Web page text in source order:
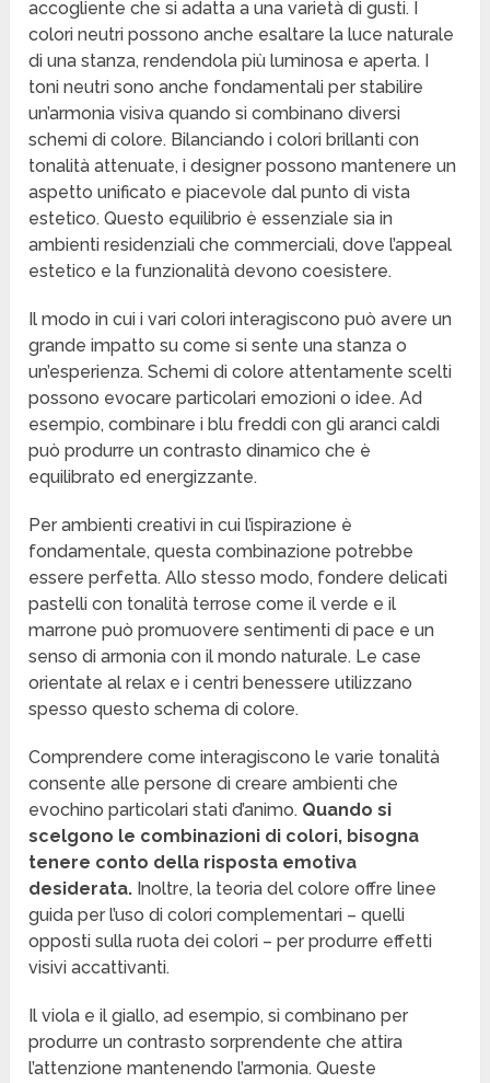
accogliente che si adatta a una varietà di gusti. I
colori neutri possono anche esaltare la luce naturale
di una stanza, rendendola più luminosa e aperta. I
toni neutri sono anche fondamentali per stabilire
un’armonia visiva quando si combinano diversi
schemi di colore. Bilanciando i colori brillanti con
tonalità attenuate, i designer possono mantenere un
aspetto unificato e piacevole dal punto di vista
estetico. Questo equilibrio è essenziale sia in
ambienti residenziali che commerciali, dove l’appeal
estetico e la funzionalità devono coesistere.
Il modo in cui i vari colori interagiscono può avere un
grande impatto su come si sente una stanza o
un’esperienza. Schemi di colore attentamente scelti
possono evocare particolari emozioni o idee. Ad
esempio, combinare i blu freddi con gli aranci caldi
può produrre un contrasto dinamico che è
equilibrato ed energizzante.
Per ambienti creativi in cui l’ispirazione è
fondamentale, questa combinazione potrebbe
essere perfetta. Allo stesso modo, fondere delicati
pastelli con tonalità terrose come il verde e il
marrone può promuovere sentimenti di pace e un
senso di armonia con il mondo naturale. Le case
orientate al relax e i centri benessere utilizzano
spesso questo schema di colore.
Comprendere come interagiscono le varie tonalità
consente alle persone di creare ambienti che
evochino particolari stati d’animo. Quando si
scelgono le combinazioni di colori, bisogna
tenere conto della risposta emotiva
desiderata. Inoltre, la teoria del colore offre linee
guida per l’uso di colori complementari – quelli
opposti sulla ruota dei colori – per produrre effetti
visivi accattivanti.
Il viola e il giallo, ad esempio, si combinano per
produrre un contrasto sorprendente che attira
l’attenzione mantenendo l’armonia. Queste